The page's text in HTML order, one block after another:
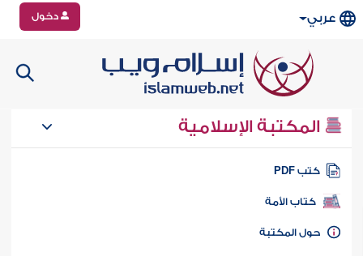
عربي دخول
المكتبة الإسلامية
كتب PDF
كتاب الأمة